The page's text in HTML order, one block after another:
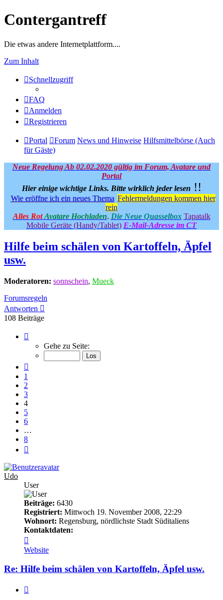
Contergantreff
Die etwas andere Internetplattform....
Zum Inhalt
Schnellzugriff
FAQ
Anmelden
Registrieren
Portal Forum News und Hinweise Hilfsmittelbörse (Auch
für Gäste)
Neue Regelung Ab 02.02.2020 gültig im Forum, Avatare und
Portal
Hier einige wichtige Links. Bitte wirklich jeder lesen !!
Wie eröffne ich ein neues Thema Fehlermeldungen kommen hier
rein
Alles Rot Avatare Hochladen. Die Neue Quasselbox Tapatalk
Mobile Geräte (Handy/Tablet) E-Mail-Adresse im CT
Hilfe beim schälen von Kartoffeln, Äpfel
usw.
Moderatoren: sonnschein, Mueck
Forumsregeln
Antworten
108 Beiträge
von
Gehe zu Seite:
1
2
3
4
5
6
…
8
Udo
User
Beiträge: 6430
Registriert: Mittwoch 19. November 2008, 22:29
Wohnort: Regensburg, nördlichste Stadt Süditaliens
Kontaktdaten:
von
Udo
Website
Re: Hilfe beim schälen von Kartoffeln, Äpfel usw.